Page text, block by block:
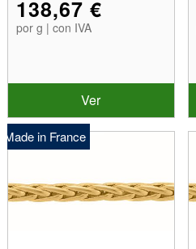
138,67 €
por g | con IVA
Ver
Made in France